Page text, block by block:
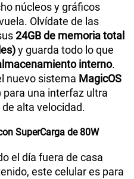
núcleos y gráficos
Olvídate de las
24GB de memoria total
y guarda todo lo que
interno.
nuevo sistema MagicOS
para una interfaz ultra
alta velocidad.
SuperCarga de 80W
el día fuera de casa
este celular es para